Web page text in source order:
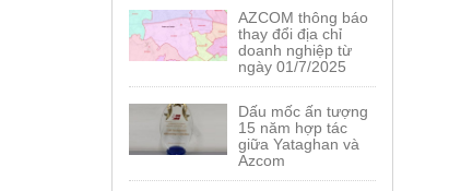
AZCOM thông báo
thay đổi địa chỉ
doanh nghiệp từ
ngày 01/7/2025
Dấu mốc ấn tượng
15 năm hợp tác
giữa Yataghan và
Azcom